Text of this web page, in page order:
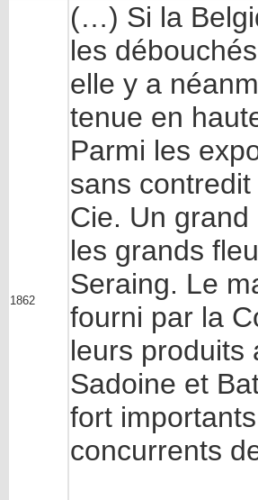
1862
(…) Si la
les
elle y a
tenue en
Parmi les
sans contredit
Cie. Un
les grands
Seraing. Le
fourni par la
leurs produits
Sadoine et
fort
concurrents